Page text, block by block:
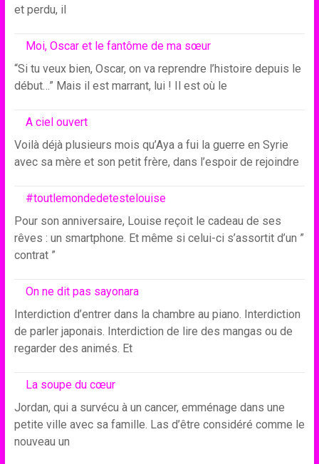
et perdu, il
Moi, Oscar et le fantôme de ma sœur
“Si tu veux bien, Oscar, on va reprendre l’histoire depuis le
début…” Mais il est marrant, lui ! Il est où le
A ciel ouvert
Voilà déjà plusieurs mois qu’Aya a fui la guerre en Syrie
avec sa mère et son petit frère, dans l’espoir de rejoindre
#toutlemondedetestelouise
Pour son anniversaire, Louise reçoit le cadeau de ses
rêves : un smartphone. Et même si celui-ci s’assortit d’un ”
contrat ”
On ne dit pas sayonara
Interdiction d’entrer dans la chambre au piano. Interdiction
de parler japonais. Interdiction de lire des mangas ou de
regarder des animés. Et
La soupe du cœur
Jordan, qui a survécu à un cancer, emménage dans une
petite ville avec sa famille. Las d’être considéré comme le
nouveau un